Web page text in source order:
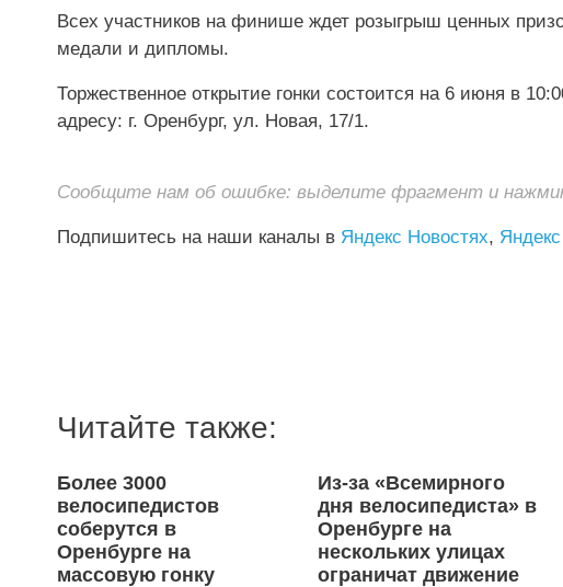
Всех участников на финише ждет розыгрыш ценных
медали и дипломы.
Торжественное открытие гонки состоится на 6 июня в
адресу: г. Оренбург, ул. Новая, 17/1.
Сообщите нам об ошибке: выделите фрагмент и
Подпишитесь на наши каналы в Яндекс Новостях,
Читайте также:
Более 3000
велосипедистов
соберутся в
Оренбурге на
массовую гонку
Из-за «Всемирного
дня велосипедиста» в
Оренбурге на
нескольких улицах
ограничат движение